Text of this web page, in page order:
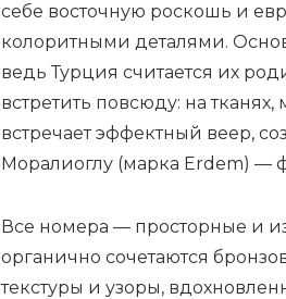
себе восточную роскошь и
колоритными деталями.
ведь Турция считается их
встретить повсюду: на
встречает эффектный веер,
Моралиоглу (марка Erdem) —
Все номера — просторные и
органично сочетаются
текстуры и узоры,